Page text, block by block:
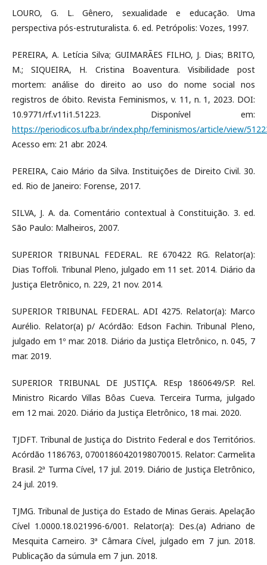
LOURO, G. L. Gênero, sexualidade e educação. Uma
perspectiva pós-estruturalista. 6. ed. Petrópolis: Vozes, 1997.
PEREIRA, A. Letícia Silva; GUIMARÃES FILHO, J. Dias; BRITO,
M.; SIQUEIRA, H. Cristina Boaventura. Visibilidade post
mortem: análise do direito ao uso do nome social nos
registros de óbito. Revista Feminismos, v. 11, n. 1, 2023. DOI:
10.9771/rf.v11i1.51223. Disponível em:
https://periodicos.ufba.br/index.php/feminismos/article/view/
Acesso em: 21 abr. 2024.
PEREIRA, Caio Mário da Silva. Instituições de Direito Civil. 30.
ed. Rio de Janeiro: Forense, 2017.
SILVA, J. A. da. Comentário contextual à Constituição. 3. ed.
São Paulo: Malheiros, 2007.
SUPERIOR TRIBUNAL FEDERAL. RE 670422 RG. Relator(a):
Dias Toffoli. Tribunal Pleno, julgado em 11 set. 2014. Diário da
Justiça Eletrônico, n. 229, 21 nov. 2014.
SUPERIOR TRIBUNAL FEDERAL. ADI 4275. Relator(a): Marco
Aurélio. Relator(a) p/ Acórdão: Edson Fachin. Tribunal Pleno,
julgado em 1º mar. 2018. Diário da Justiça Eletrônico, n. 045, 7
mar. 2019.
SUPERIOR TRIBUNAL DE JUSTIÇA. REsp 1860649/SP. Rel.
Ministro Ricardo Villas Bôas Cueva. Terceira Turma, julgado
em 12 mai. 2020. Diário da Justiça Eletrônico, 18 mai. 2020.
TJDFT. Tribunal de Justiça do Distrito Federal e dos Territórios.
Acórdão 1186763, 07001860420198070015. Relator: Carmelita
Brasil. 2ª Turma Cível, 17 jul. 2019. Diário de Justiça Eletrônico,
24 jul. 2019.
TJMG. Tribunal de Justiça do Estado de Minas Gerais. Apelação
Cível 1.0000.18.021996-6/001. Relator(a): Des.(a) Adriano de
Mesquita Carneiro. 3ª Câmara Cível, julgado em 7 jun. 2018.
Publicação da súmula em 7 jun. 2018.